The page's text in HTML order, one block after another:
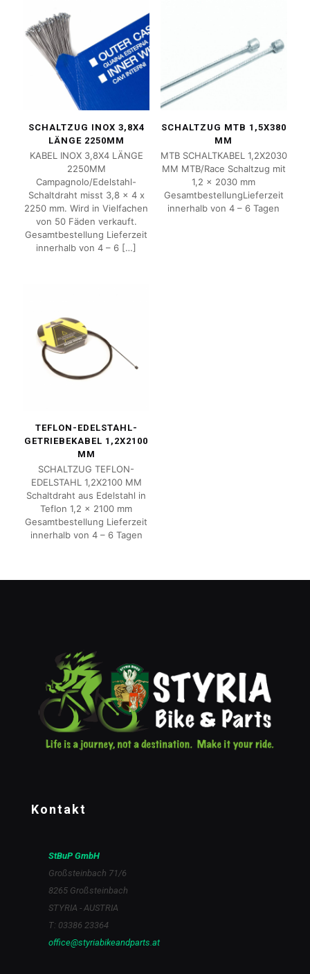
SCHALTZUG INOX 3,8X4
LÄNGE 2250MM
KABEL INOX 3,8X4 LÄNGE
2250MM
Campagnolo/Edelstahl-
Schaltdraht misst 3,8 x 4 x
2250 mm. Wird in Vielfachen
von 50 Fäden verkauft.
Gesamtbestellung Lieferzeit
innerhalb von 4 – 6 […]
SCHALTZUG MTB 1,5X380
MM
MTB SCHALTKABEL 1,2X2030
MM MTB/Race Schaltzug mit
1,2 x 2030 mm
GesamtbestellungLieferzeit
innerhalb von 4 – 6 Tagen
TEFLON-EDELSTAHL-
GETRIEBEKABEL 1,2X2100
MM
SCHALTZUG TEFLON-
EDELSTAHL 1,2X2100 MM
Schaltdraht aus Edelstahl in
Teflon 1,2 x 2100 mm
Gesamtbestellung Lieferzeit
innerhalb von 4 – 6 Tagen
Kontakt
StBuP GmbH
Großsteinbach 71/6
8265 Großsteinbach
STYRIA - AUSTRIA
T: 03386 23364
office@styriabikeandparts.at